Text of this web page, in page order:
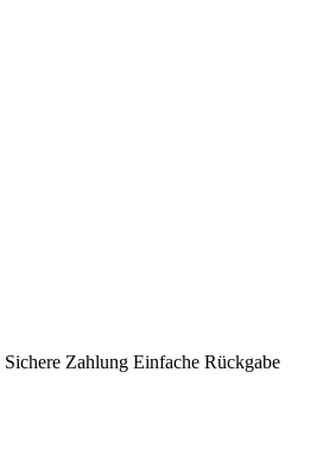
Sichere Zahlung Einfache Rückgabe